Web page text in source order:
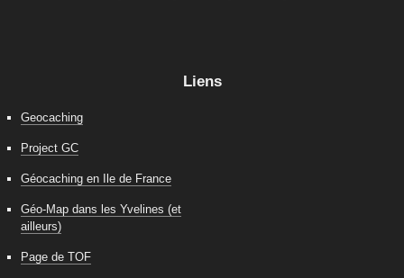
Liens
Geocaching
Project GC
Géocaching en Ile de France
Géo-Map dans les Yvelines (et
ailleurs)
Page de TOF